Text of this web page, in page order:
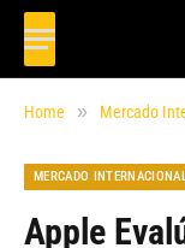
Home » Mercado
MERCADO
Apple